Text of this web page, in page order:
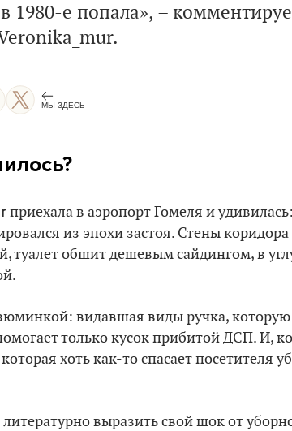
1980-е попала», –
МЫ ЗДЕСЬ
приехала в аэропорт Гомеля и
из эпохи застоя. Стены
туалет обшит дешевым сайдингом, в
видавшая виды ручка,
только кусок прибитой ДСП. И,
хоть как-то спасает посетителя
литературно выразить свой шок от